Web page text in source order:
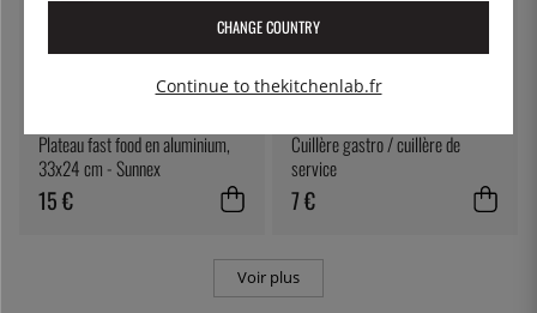
Plateau fast food en aluminium,
33x24 cm - Sunnex
15 €
Cuillère gastro / cuillère de
service
7 €
Voir plus
CHANGE COUNTRY
Continue to thekitchenlab.fr